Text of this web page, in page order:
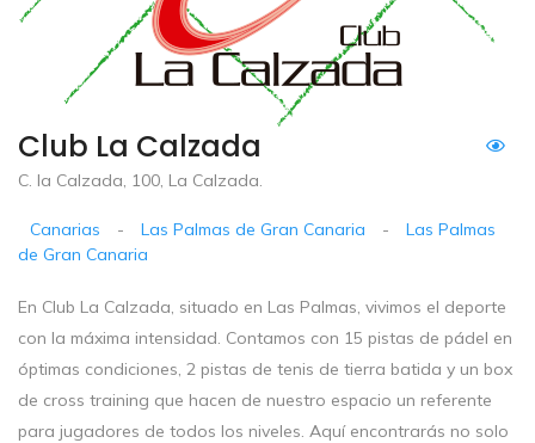
Club La Calzada
C. la Calzada, 100, La Calzada.
Canarias - Las Palmas de Gran Canaria -
Las Palmas
de Gran Canaria
En Club La Calzada, situado en Las Palmas, vivimos el deporte
con la máxima intensidad. Contamos con 15 pistas de pádel en
óptimas condiciones, 2 pistas de tenis de tierra batida y un box
de cross training que hacen de nuestro espacio un referente
para jugadores de todos los niveles. Aquí encontrarás no solo